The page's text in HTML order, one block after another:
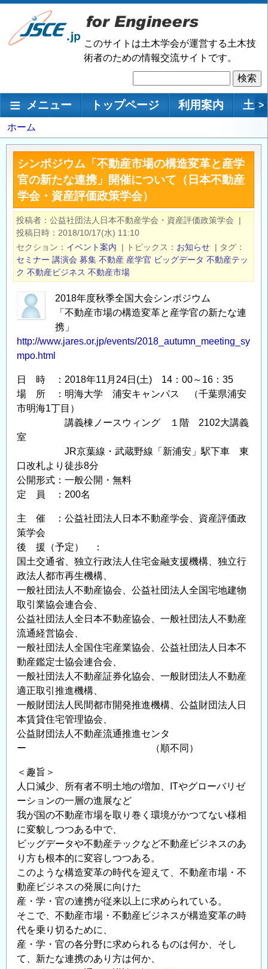
メ
ン
移
このサイトは土木学会が運営する土木技
術者のための情報交流サイトです。
索
メインナビゲーション
メニュー トップページ 利用案内 土 >
パ
ン
ず
ホーム
シンポジウム「不動産市場の構造変革と産学
官の新たな連携」開催について（日本不動産
学会・資産評価政策学会）
投稿者 公益社団法人日本不動産学会・資産評価政策学会
|
投稿日時
2018/10/17(水) 11:10
セクション
イベント案内 | トピックス お知らせ | タグ
セミナー 講演会 募集 不動産 産学官 ビッグデータ 不動産テッ
ク 不動産ビジネス 不動産市場
2018年度秋季全国大会シンポジウム
「不動産市場の構造変革と産学官の新たな連
携」
http://www.jares.or.jp/events/2018_autumn_meeting_sy
mpo.html
日 時 ：2018年11月24日(土) 14：00～16：35
場 所 ：明海大学 浦安キャンパス （千葉県浦安
市明海1丁目）
講義棟ノースウィング １階 2102大講義
室
JR京葉線・武蔵野線「新浦安」駅下車 東
口改札より徒歩8分
公開形式：一般公開・無料
定 員 ：200名
主 催 ：公益社団法人日本不動産学会、資産評価政
策学会
後 援（予定） ：
国土交通省、独立行政法人住宅金融支援機構、独立行
政法人都市再生機構、
一般社団法人不動産協会、公益社団法人全国宅地建物
取引業協会連合会、
公益社団法人全日本不動産協会、一般社団法人不動産
流通経営協会、
一般社団法人全国住宅産業協会、公益社団法人日本不
動産鑑定士協会連合会、
一般社団法人不動産証券化協会、一般財団法人不動産
適正取引推進機構、
一般財団法人民間都市開発推進機構、公益財団法人日
本賃貸住宅管理協会、
公益財団法人不動産流通推進センタ
ー （順不同）
＜趣旨＞
人口減少、所有者不明土地の増加、ITやグローバリゼ
ーションの一層の進展など
我が国の不動産市場を取り巻く環境がかつてない様相
に変貌しつつある中で、
ビッグデータや不動産テックなど不動産ビジネスのあ
り方も根本的に変容しつつある。
このような構造変革の時代を迎えて、不動産市場・不
動産ビジネスの発展に向けた
産・学・官の連携が従来以上に求められている。
そこで、不動産市場・不動産ビジネスが構造変革の時
代を乗り切るために、
産・学・官の各分野に求められるものは何か、そし
て、新たな連携のあり方は何か、